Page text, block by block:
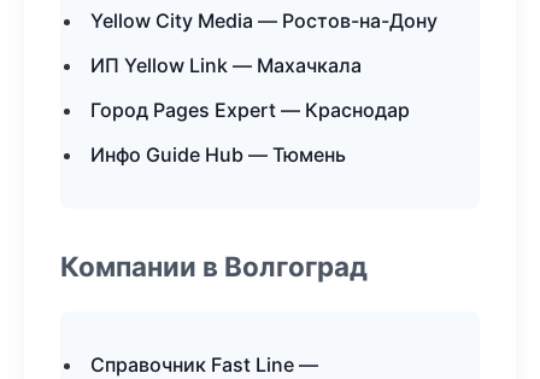
Yellow City Media — Ростов-на-Дону
ИП Yellow Link — Махачкала
Город Pages Expert — Краснодар
Инфо Guide Hub — Тюмень
Компании в Волгоград
Справочник Fast Line —